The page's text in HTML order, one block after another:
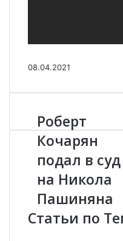
08.04.2021
Р
о
б
е
р
т
К
о
ч
Роберт
Кочарян
подал в суд
на Никола
Пашиняна
Статьи по